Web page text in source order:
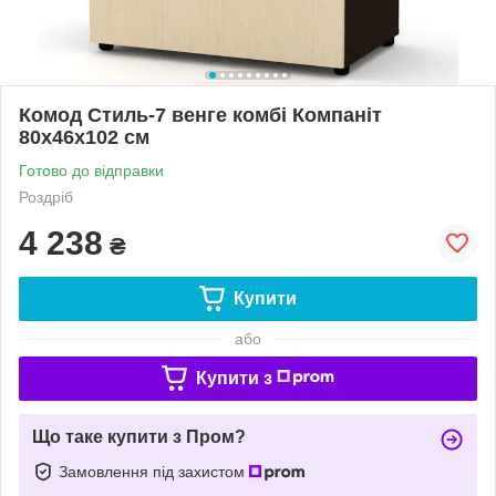
Комод Стиль-7 венге комбі Компаніт
80х46х102 см
Готово до відправки
Роздріб
4 238 ₴
Купити
або
Купити з
Що таке купити з Пром?
Замовлення під захистом